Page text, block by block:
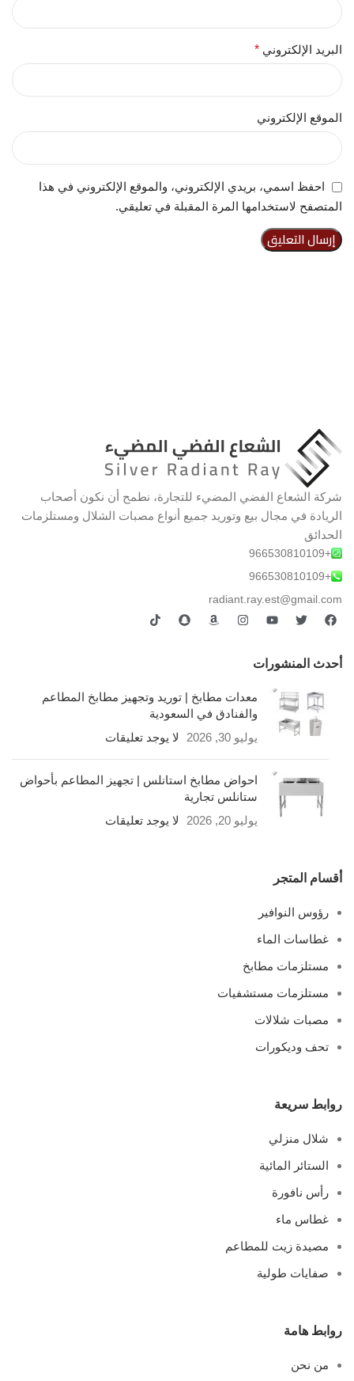
البريد الإلكتروني *
الموقع الإلكتروني
احفظ اسمي، بريدي الإلكتروني، والموقع الإلكتروني في هذا
المتصفح لاستخدامها المرة المقبلة في تعليقي.
شركة الشعاع الفضي المضيء للتجارة، نطمح أن نكون أصحاب
الريادة في مجال بيع وتوريد جميع أنواع مصبات الشلال ومستلزمات
الحدائق
+966530810109
+966530810109
radiant.ray.est@gmail.com
أحدث المنشورات
معدات مطابخ | توريد وتجهيز مطابخ المطاعم
والفنادق في السعودية
يوليو 30, 2026
لا يوجد تعليقات
احواض مطابخ استانلس | تجهيز المطاعم بأحواض
ستانلس تجارية
يوليو 20, 2026
لا يوجد تعليقات
أقسام المتجر
رؤوس النوافير
غطاسات الماء
مستلزمات مطابخ
مستلزمات مستشفيات
مصبات شلالات
تحف وديكورات
روابط سريعة
شلال منزلي
الستائر المائية
رأس نافورة
غطاس ماء
مصيدة زيت للمطاعم
صفايات طولية
روابط هامة
من نحن